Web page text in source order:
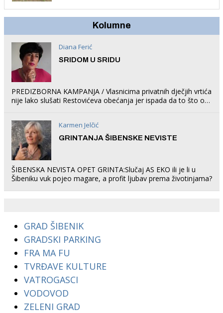
Kolumne
Diana Ferić
SRIDOM U SRIDU
PREDIZBORNA KAMPANJA / Vlasnicima privatnih dječjih vrtića
nije lako slušati Restovićeva obećanja jer ispada da to što oni
Karmen Jelčić
GRINTANJA ŠIBENSKE NEVISTE
ŠIBENSKA NEVISTA OPET GRINTA:Slučaj AS EKO ili je li u
Šibeniku vuk pojeo magare, a profit ljubav prema životinjama?
GRAD ŠIBENIK
GRADSKI PARKING
FRA MA FU
TVRĐAVE KULTURE
VATROGASCI
VODOVOD
ZELENI GRAD